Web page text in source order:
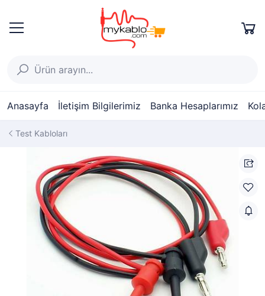
Anasayfa İletişim Bilgilerimiz Banka Hesaplarımız
Test Kabloları